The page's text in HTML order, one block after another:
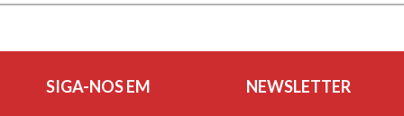
SIGA-NOS EM NEWSLETTER